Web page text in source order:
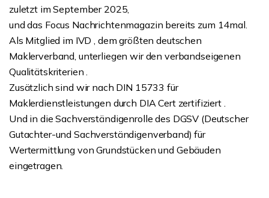
zuletzt im September 2025,
und das Focus Nachrichtenmagazin bereits zum 14mal.
Als Mitglied im IVD , dem größten deutschen
Maklerverband, unterliegen wir den verbandseigenen
Qualitätskriterien .
Zusätzlich sind wir nach DIN 15733 für
Maklerdienstleistungen durch DIA Cert zertifiziert .
Und in die Sachverständigenrolle des DGSV (Deutscher
Gutachter-und Sachverständigenverband) für
Wertermittlung von Grundstücken und Gebäuden
eingetragen.